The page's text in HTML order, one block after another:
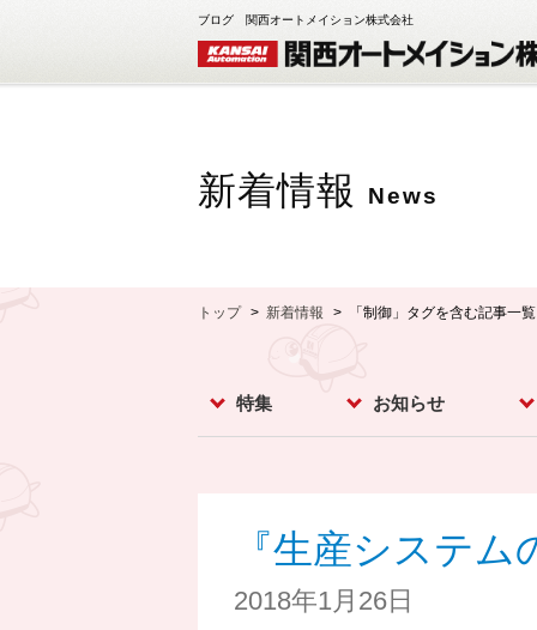
ブログ 関西オートメイション株式会社
新着情報 News
トップ 新着情報 「制御」タグを含む記事一覧
特集 お知らせ
ん
『生産システ
2018年1月26日